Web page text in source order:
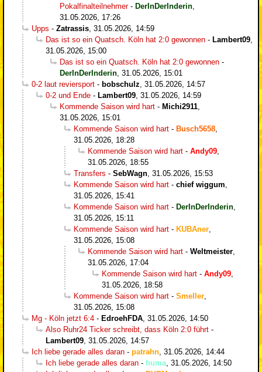
Pokalfinalteilnehmer- DerInDerInderin
31.05.2026, 17:26
Upps - Zatrassis 31.05.2026, 14:59
Das ist so ein Quatsch. Köln hat 2:0 gewonnen - Lambert09
31.05.2026, 15:00
Das ist so ein Quatsch. Köln hat 2:0 gewonnen -
DerInDerInderin 31.05.2026, 15:01
0-2 laut reviersport - bobschulz 31.05.2026, 14:57
0-2 und Ende - Lambert09 31.05.2026, 14:59
Kommende Saison wird hart - Michi2911
31.05.2026, 15:01
Kommende Saison wird hart - Busch5658
31.05.2026, 18:28
Kommende Saison wird hart - Andy09
31.05.2026, 18:55
Transfers - SebWagn 31.05.2026, 15:53
Kommende Saison wird hart - chief wiggum
31.05.2026, 15:41
Kommende Saison wird hart - DerInDerInderin
31.05.2026, 15:11
Kommende Saison wird hart - KUBAner
31.05.2026, 15:08
Kommende Saison wird hart - Weltmeister
31.05.2026, 17:04
Kommende Saison wird hart - Andy09
31.05.2026, 18:58
Kommende Saison wird hart - Smeller
31.05.2026, 15:08
Mg - Köln jetzt 6:4 - EdroehFDA 31.05.2026, 14:50
Also Ruhr24 Ticker schreibt, dass Köln 2:0 führt -
Lambert09 31.05.2026, 14:57
Ich liebe gerade alles daran - patrahn 31.05.2026, 14:44
Ich liebe gerade alles daran - huma 31.05.2026, 14:50